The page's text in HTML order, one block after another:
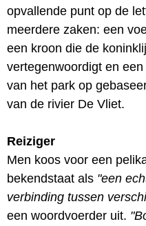
opvallende punt op de
meerdere zaken: een
een kroon die de
vertegenwoordigt en
van het park op
van de rivier De Vliet.
Reiziger
Men koos voor een
bekendstaat als "een
verbinding tussen
een woordvoerder uit.